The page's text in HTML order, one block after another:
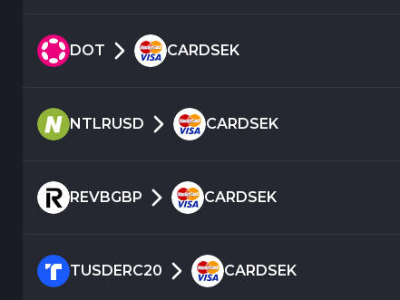
DOT CARDSEK
NTLRUSD CARDSEK
REVBGBP CARDSEK
TUSDERC20 CARDSEK